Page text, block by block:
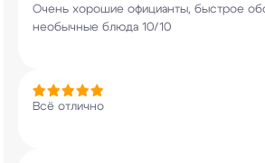
Очень хорошие официанты, быстрое
необычные блюда 10/10
Всё отлично